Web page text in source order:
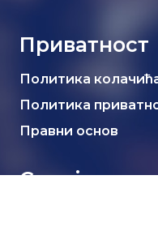
Приватност
Политика
Политика
Правни основ
Социјалне